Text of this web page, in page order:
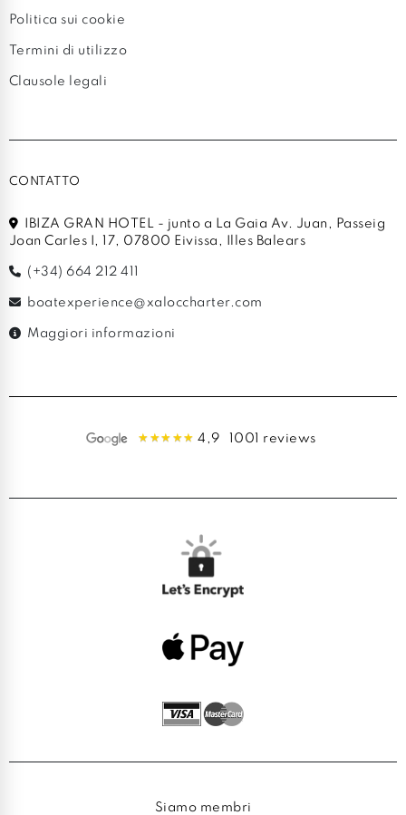
Politica sui cookie
Termini di utilizzo
Clausole legali
CONTATTO
IBIZA GRAN HOTEL - junto a La Gaia Av. Juan, Passeig
Joan Carles I, 17, 07800 Eivissa, Illes Balears
(+34) 664 212 411
boatexperience@xaloccharter.com
Maggiori informazioni
4,9 1001 reviews
Siamo membri